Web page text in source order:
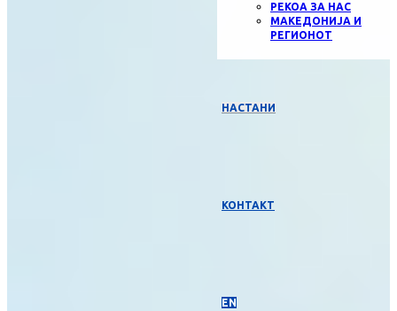
РЕКОА ЗА НАС
МАКЕДОНИЈА И
РЕГИОНОТ
НАСТАНИ
КОНТАКТ
EN